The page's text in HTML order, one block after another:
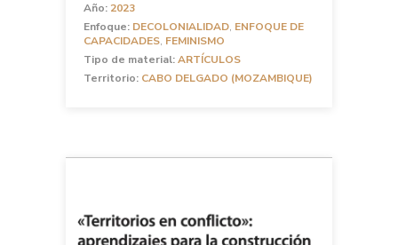
Año: 2023
Enfoque: DECOLONIALIDAD, ENFOQUE DE
CAPACIDADES, FEMINISMO
Tipo de material:ARTÍCULOS
Territorio: CABO DELGADO (MOZAMBIQUE)